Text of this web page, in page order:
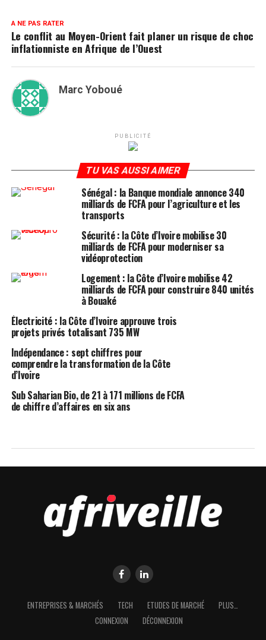
A NE PAS RATER
Le conflit au Moyen-Orient fait planer un risque de choc
inflationniste en Afrique de l’Ouest
Marc Yoboué
PUBLICITÉ
TU VAS AUSSI AIMER
Sénégal : la Banque mondiale annonce 340
milliards de FCFA pour l’agriculture et les
transports
Sécurité : la Côte d’Ivoire mobilise 30
milliards de FCFA pour moderniser sa
vidéoprotection
Logement : la Côte d’Ivoire mobilise 42
milliards de FCFA pour construire 840 unités
à Bouaké
Électricité : la Côte d’Ivoire approuve trois
projets privés totalisant 735 MW
Indépendance : sept chiffres pour
comprendre la transformation de la Côte
d’Ivoire
Sub Saharian Bio, de 21 à 171 millions de FCFA
de chiffre d’affaires en six ans
ENTREPRISES & MARCHÉS TECH ETUDES DE MARCHÉ
PLUS…
CONNEXION
DÉCONNEXION